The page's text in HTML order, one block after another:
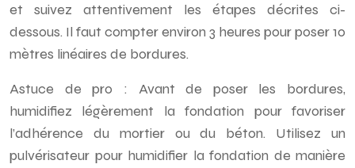
et suivez attentivement les étapes décrites ci-
dessous. Il faut compter environ 3 heures pour poser 10
mètres linéaires de bordures.
Astuce de pro : Avant de poser les bordures,
humidifiez légèrement la fondation pour favoriser
l’adhérence du mortier ou du béton. Utilisez un
pulvérisateur pour humidifier la fondation de manière